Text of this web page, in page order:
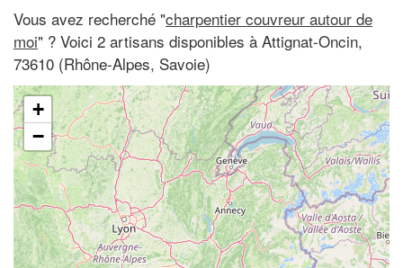
Vous avez recherché "charpentier couvreur autour de
moi" ? Voici 2 artisans disponibles à Attignat-Oncin,
73610 (Rhône-Alpes, Savoie)
+
−